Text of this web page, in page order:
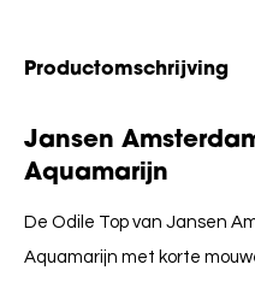
Productomschrijving
Jansen
Aquamarijn
De Odile Top van Jansen
Aquamarijn met korte